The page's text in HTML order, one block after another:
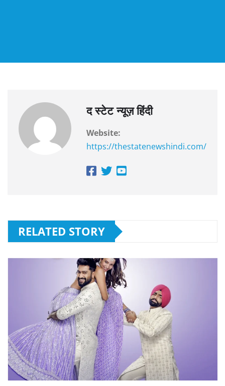
द स्टेट न्यूज़ हिंदी
Website:
https://thestatenewshindi.com/
RELATED STORY